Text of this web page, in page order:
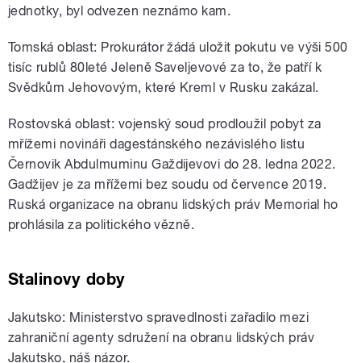
jednotky, byl odvezen neznámo kam.
Tomská oblast: Prokurátor žádá uložit pokutu ve výši 500
tisíc rublů 80leté Jeleně Saveljevové za to, že patří k
Svědkům Jehovovým, které Kreml v Rusku zakázal.
Rostovská oblast: vojenský soud prodloužil pobyt za
mřížemi novináři dagestánského nezávislého listu
Černovik Abdulmuminu Gaždijevovi do 28. ledna 2022.
Gadžijev je za mřížemi bez soudu od července 2019.
Ruská organizace na obranu lidských práv Memorial ho
prohlásila za politického vězně.
Stalinovy doby
Jakutsko: Ministerstvo spravedlnosti zařadilo mezi
zahraniční agenty sdružení na obranu lidských práv
Jakutsko, náš názor.